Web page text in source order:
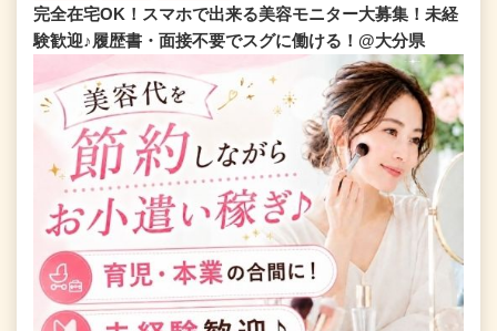
完全在宅OK！スマホで出来る美容モニター大募集！未経
験歓迎♪履歴書・面接不要でスグに働ける！@大分県